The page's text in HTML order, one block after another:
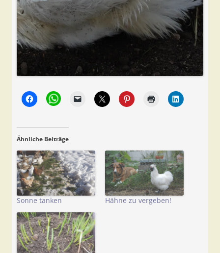
Ähnliche Beiträge
Sonne tanken Hähne zu vergeben!